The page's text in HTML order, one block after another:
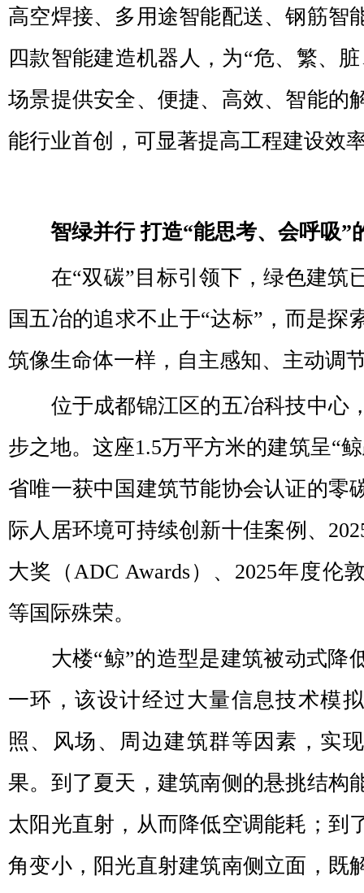
高空焊接、多用途智能配送、钢筋智
四款智能建造机器人，为“危、繁、
场景提供安全、便捷、高效、智能的
能行业首创，可显著提高工程建设效
智绿并行 打造“能思考、会呼吸”
在“双碳”目标引领下，绿色建筑
国五冶的追求不止于“达标”，而是探
筑像生命体一样，自主感知、主动调
位于成都锦江区的五冶科技中心
步之地。这座1.5万平方米的建筑呈“
省唯一获中国建筑节能协会认证的零
际人居环境可持续创新十佳案例、
大奖（ADC Awards）、2025年度伦
等国际殊荣。
大楼“鲸”的造型是建筑被动式降
一环，该设计经过大量信息技术模
照、风场、周边建筑群等因素，实
果。到了夏天，建筑南侧的悬挑结构
太阳光直射，从而降低空调能耗；到
角变小，阳光直射建筑南侧立面，既